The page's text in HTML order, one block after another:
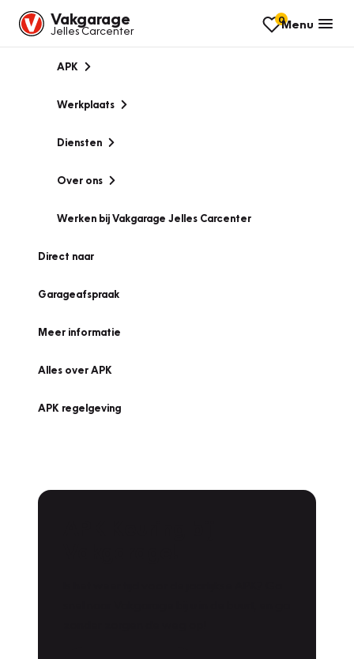
Vakgarage
Jelles Carcenter
0Menu
APK
Werkplaats
Diensten
Over ons
Werken bij Vakgarage Jelles Carcenter
Direct naar
Garageafspraak
Meer informatie
Alles over APK
APK regelgeving